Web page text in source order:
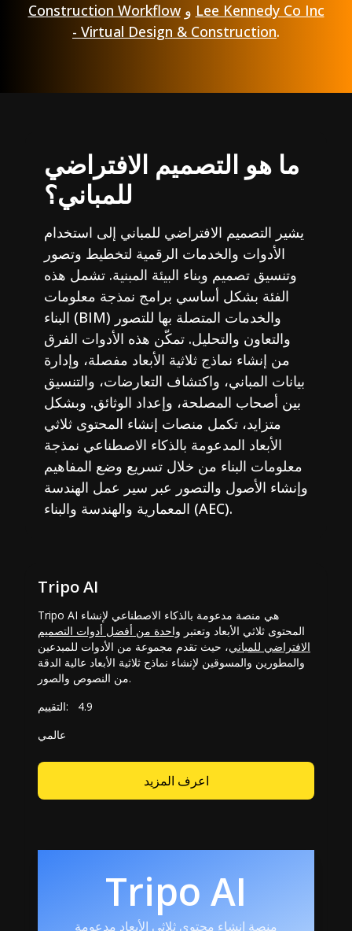
Construction Workflow
Lee Kennedy Co Inc
- Virtual Design & Construction.
ما هو التصميم الافتراضي
للمباني؟
يشير التصميم الافتراضي للمباني إلى استخدام
الأدوات والخدمات الرقمية لتخطيط وتصور
وتنسيق تصميم وبناء البيئة المبنية. تشمل هذه
الفئة بشكل أساسي برامج نمذجة معلومات
البناء (BIM) والخدمات المتصلة بها للتصور
والتعاون والتحليل. تمكّن هذه الأدوات الفرق
من إنشاء نماذج ثلاثية الأبعاد مفصلة، وإدارة
بيانات المباني، واكتشاف التعارضات، والتنسيق
بين أصحاب المصلحة، وإعداد الوثائق. وبشكل
متزايد، تكمل منصات إنشاء المحتوى ثلاثي
الأبعاد المدعومة بالذكاء الاصطناعي نمذجة
معلومات البناء من خلال تسريع وضع المفاهيم
وإنشاء الأصول والتصور عبر سير عمل الهندسة
المعمارية والهندسة والبناء (AEC).
Tripo AI
Tripo AI هي منصة مدعومة بالذكاء الاصطناعي لإنشاء
المحتوى ثلاثي الأبعاد وتعتبر واحدة من أفضل أدوات التصميم
الافتراضي للمباني، حيث تقدم مجموعة من الأدوات للمبدعين
والمطورين والمسوقين لإنشاء نماذج ثلاثية الأبعاد عالية الدقة
من النصوص والصور.
التقييم:
4.9
عالمي
اعرف المزيد
Tripo AI
منصة إنشاء محتوى ثلاثي الأبعاد مدعومة